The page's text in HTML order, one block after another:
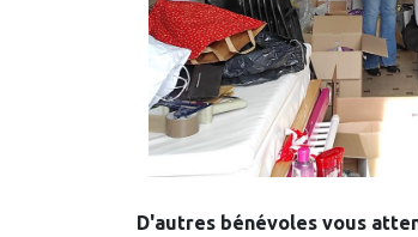
D'autres bénévoles vous